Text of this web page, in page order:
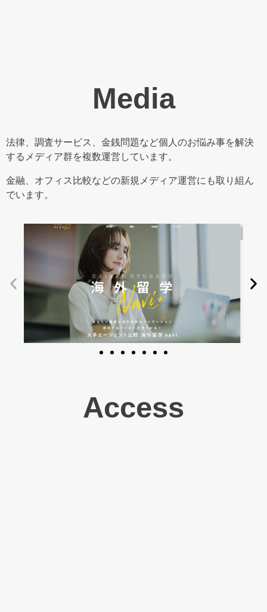
Media
法律、調査サービス、金銭問題など個人のお悩み事を解決
するメディア群を複数運営しています。
金融、オフィス比較などの新規メディア運営にも取り組ん
でいます。
Access